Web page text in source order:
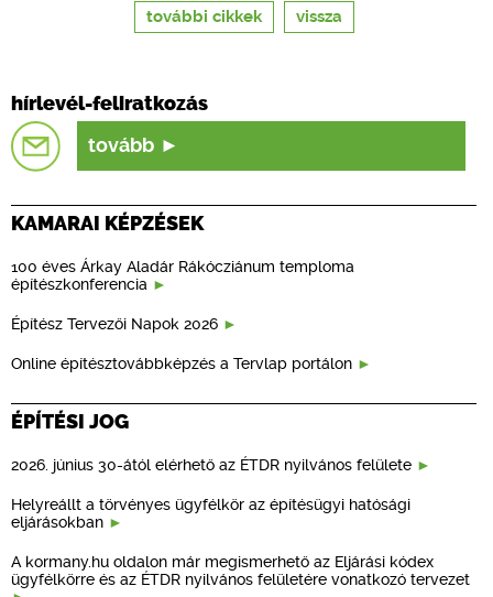
további cikkek vissza
hírlevél-feliratkozás
tovább
KAMARAI KÉPZÉSEK
100 éves Árkay Aladár Rákócziánum temploma
építészkonferencia
Építész Tervezői Napok 2026
Online építésztovábbképzés a Tervlap portálon
ÉPÍTÉSI JOG
2026. június 30-ától elérhető az ÉTDR nyilvános felülete
Helyreállt a törvényes ügyfélkör az építésügyi hatósági
eljárásokban
A kormany.hu oldalon már megismerhető az Eljárási kódex
ügyfélkörre és az ÉTDR nyilvános felületére vonatkozó tervezet